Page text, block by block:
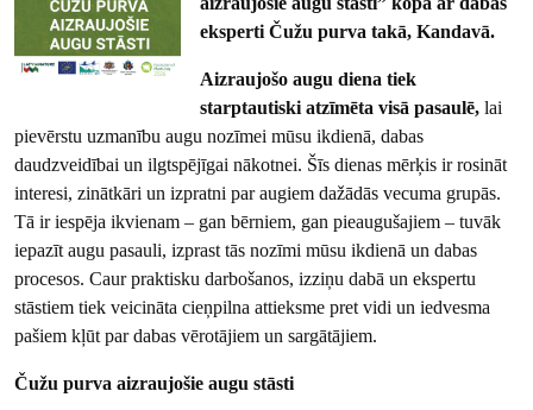
eksperti Čužu purva takā, Kandavā.
Aizraujošo augu diena tiek
starptautiski atzīmēta visā pasaulē,lai
pievērstu uzmanību augu nozīmei mūsu ikdienā, dabas
daudzveidībai un ilgtspējīgai nākotnei. Šīs dienas mērķis ir rosināt
interesi, zinātkāri un izpratni par augiem dažādās vecuma grupās.
Tā ir iespēja ikvienam – gan bērniem, gan pieaugušajiem – tuvāk
iepazīt augu pasauli, izprast tās nozīmi mūsu ikdienā un dabas
procesos. Caur praktisku darbošanos, izziņu dabā un ekspertu
stāstiem tiek veicināta cieņpilna attieksme pret vidi un iedvesma
pašiem kļūt par dabas vērotājiem un sargātājiem.
Čužu purva aizraujošie augu stāsti